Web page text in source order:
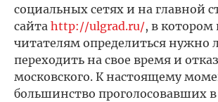
социальных сетях и на главной
сайта http://ulgrad.ru/, в
читателям определиться нужно
переходить на свое время и
московского. К настоящему
большинство проголосовавших